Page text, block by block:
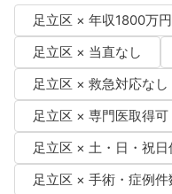
足立区 × 年収1800万
足立区 × 当直なし
足立区 × 救急対応なし
足立区 × 専門医取得可
足立区 × 土・日・祝日
足立区 × 手術・症例件